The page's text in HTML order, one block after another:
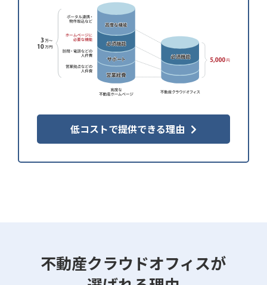
低コストで提供できる理由
不動産クラウドオフィスが